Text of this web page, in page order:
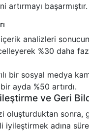
artırmayı başarmıştır.
içerik analizleri
%30 daha
bir sosyal medya
ayda %50 artırdı.
ve Geri
oluşturduktan sonra,
iyileştirmek adına